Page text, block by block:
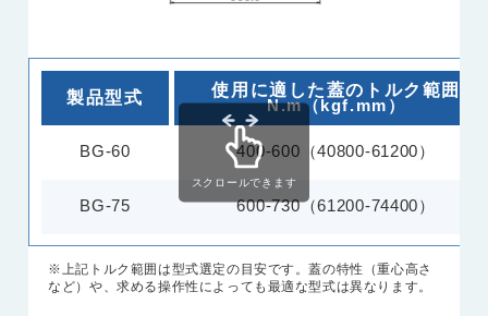
製品型式 使用に適した蓋のトルク範囲
N.m（kgf.mm）
BG-60 400-600（40800-61200）
BG-75 600-730（61200-74400）
スクロールできます
※上記トルク範囲は型式選定の目安です。蓋の特性（重心高さ
など）や、求める操作性によっても最適な型式は異なります。